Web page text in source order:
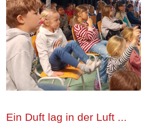
Ein Duft lag in der Luft ...